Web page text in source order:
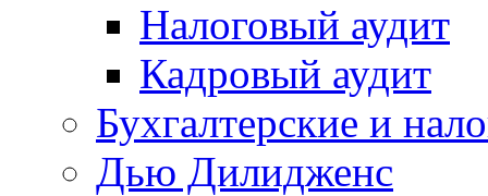
Налоговый аудит
Кадровый аудит
Бухгалтерские и
Дью Дилидженс